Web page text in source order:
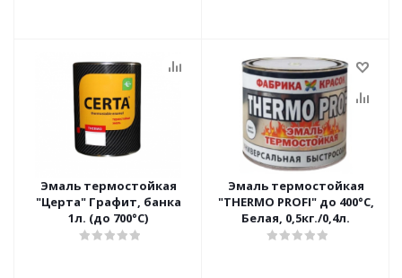
Эмаль термостойкая
"Церта" Графит, банка
1л. (до 700°С)
Эмаль термостойкая
"THERMO PROFI" до 400°С,
Белая, 0,5кг./0,4л.